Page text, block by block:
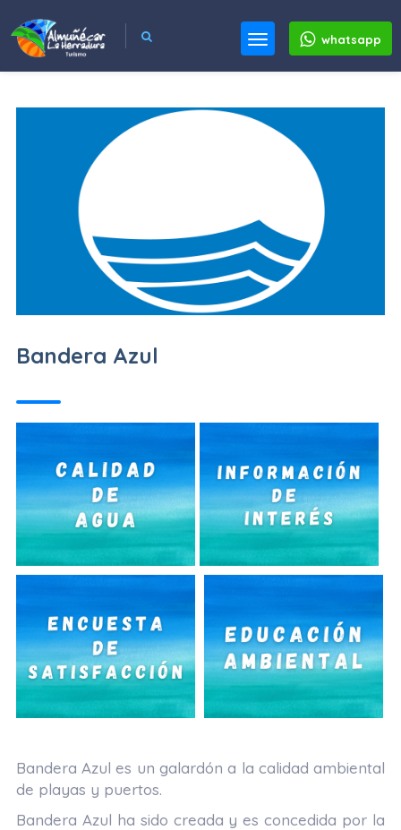
whatsapp
Bandera Azul
Bandera Azul es un galardón a la calidad ambiental
de playas y puertos.
Bandera Azul ha sido creada y es concedida por la